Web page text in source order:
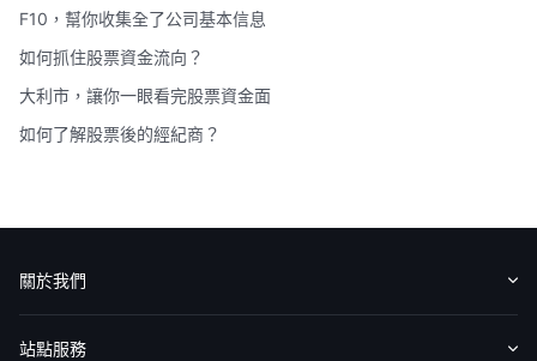
F10，幫你收集全了公司基本信息
如何抓住股票資金流向？
大利市，讓你一眼看完股票資金面
如何了解股票後的經紀商？
關於我們
認識華盛
媒體報導
意見反饋
站點服務